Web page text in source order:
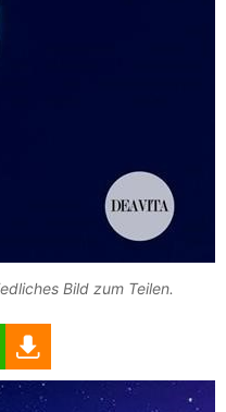
Bild zum Teilen.